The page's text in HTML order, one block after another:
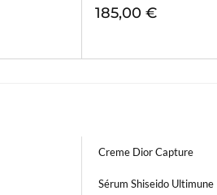
185,00 €
Creme Dior Capture
Sérum Shiseido Ultimune